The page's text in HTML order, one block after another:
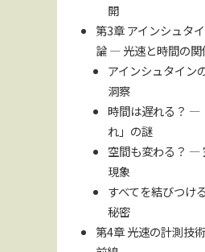
開
第3章 アインシュタ
論 — 光速と時間の関
アインシュタイン
洞察
時間は遅れる？ —
れ」の謎
空間も変わる？ —
現象
すべてを結びつけ
秘密
第4章 光速の計測技